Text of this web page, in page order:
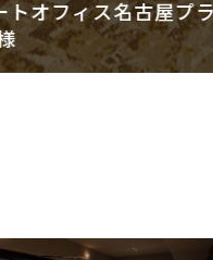
プライムセントラ